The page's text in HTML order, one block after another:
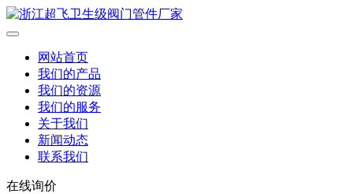
网站首页
我们的产品
我们的资源
我们的服务
关于我们
新闻动态
联系我们
在线询价